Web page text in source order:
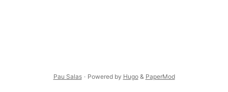
Pau Salas · Powered by Hugo& PaperMod